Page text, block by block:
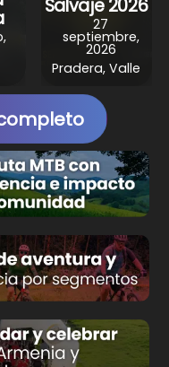
Salvaje 2026
27
septiembre,
2026
Pradera, Valle